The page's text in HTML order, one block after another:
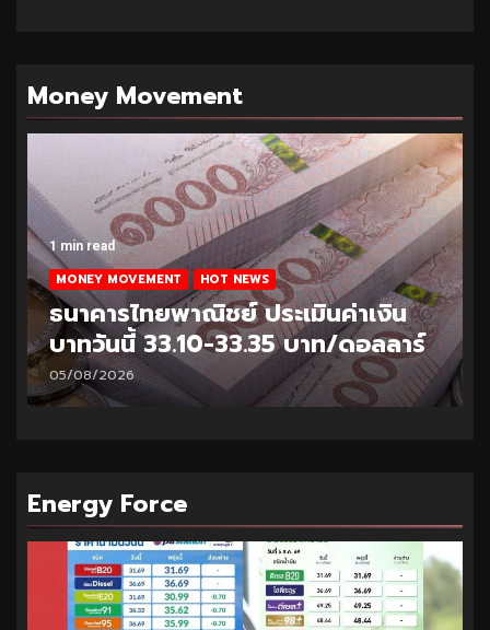
Money Movement
1 min read
MONEY MOVEMENT HOT NEWS
ธนาคารไทยพาณิชย์ ประเมินค่าเงิน
บาทวันนี้ 33.10-33.35 บาท/ดอลลาร์
05/08/2026
Energy Force